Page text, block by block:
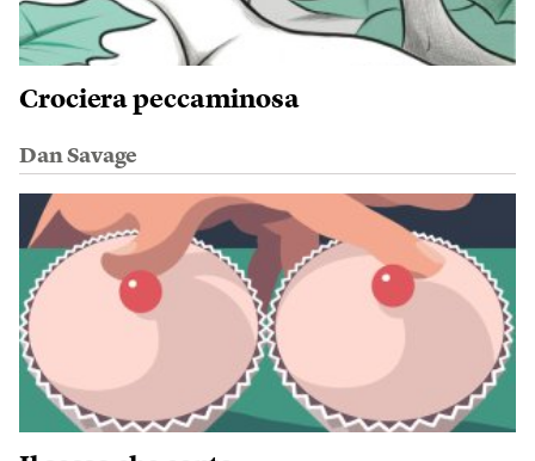
Crociera peccaminosa
Dan Savage